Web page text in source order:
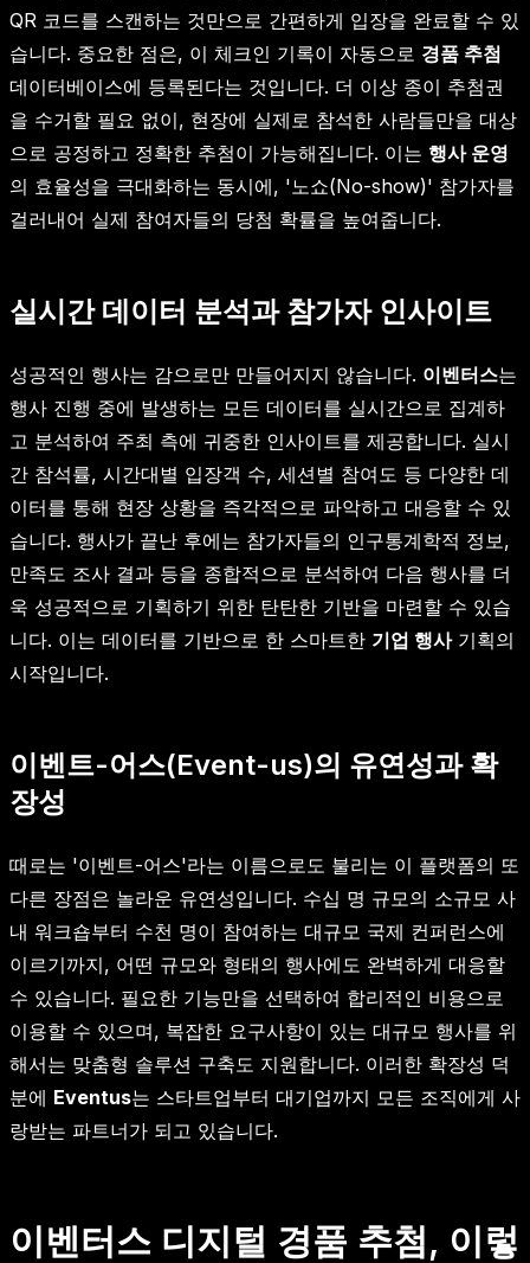
QR 코드를 스캔하는 것만으로 간편하게 입장을 완료할 수 있
습니다. 중요한 점은, 이 체크인 기록이 자동으로 경품 추첨
데이터베이스에 등록된다는 것입니다. 더 이상 종이 추첨권
을 수거할 필요 없이, 현장에 실제로 참석한 사람들만을 대상
으로 공정하고 정확한 추첨이 가능해집니다. 이는 행사 운영
의 효율성을 극대화하는 동시에, '노쇼(No-show)' 참가자를
걸러내어 실제 참여자들의 당첨 확률을 높여줍니다.
실시간 데이터 분석과 참가자 인사이트
성공적인 행사는 감으로만 만들어지지 않습니다. 이벤터스는
행사 진행 중에 발생하는 모든 데이터를 실시간으로 집계하
고 분석하여 주최 측에 귀중한 인사이트를 제공합니다. 실시
간 참석률, 시간대별 입장객 수, 세션별 참여도 등 다양한 데
이터를 통해 현장 상황을 즉각적으로 파악하고 대응할 수 있
습니다. 행사가 끝난 후에는 참가자들의 인구통계학적 정보,
만족도 조사 결과 등을 종합적으로 분석하여 다음 행사를 더
욱 성공적으로 기획하기 위한 탄탄한 기반을 마련할 수 있습
니다. 이는 데이터를 기반으로 한 스마트한 기업 행사기획의
시작입니다.
이벤트-어스(Event-us)의 유연성과 확
장성
때로는 '이벤트-어스'라는 이름으로도 불리는 이 플랫폼의 또
다른 장점은 놀라운 유연성입니다. 수십 명 규모의 소규모 사
내 워크숍부터 수천 명이 참여하는 대규모 국제 컨퍼런스에
이르기까지, 어떤 규모와 형태의 행사에도 완벽하게 대응할
수 있습니다. 필요한 기능만을 선택하여 합리적인 비용으로
이용할 수 있으며, 복잡한 요구사항이 있는 대규모 행사를 위
해서는 맞춤형 솔루션 구축도 지원합니다. 이러한 확장성 덕
분에 Eventus는 스타트업부터 대기업까지 모든 조직에게 사
랑받는 파트너가 되고 있습니다.
이벤터스 디지털 경품 추첨, 이렇